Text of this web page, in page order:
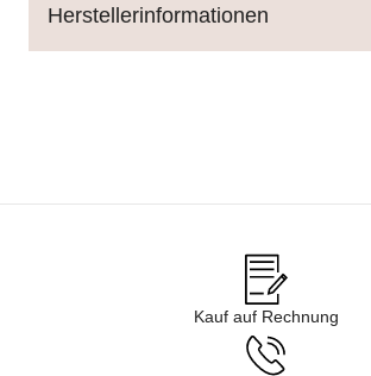
Herstellerinformationen
Kauf auf Rechnung